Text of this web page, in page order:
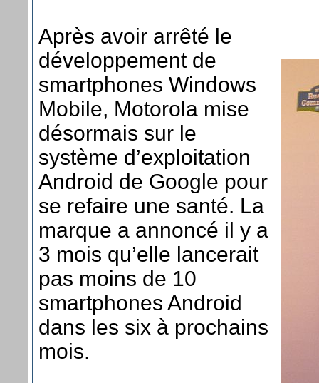
Après avoir arrêté le
développement de
smartphones Windows
Mobile, Motorola mise
désormais sur le
système d’exploitation
Android de Google pour
se refaire une santé. La
marque a annoncé il y a
3 mois qu’elle lancerait
pas moins de 10
smartphones Android
dans les six à prochains
mois.